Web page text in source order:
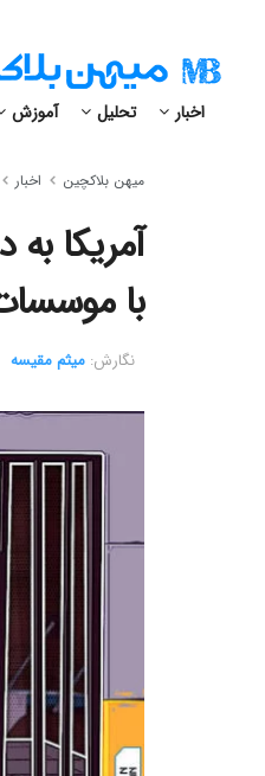
اخبار تحلیل آموزش
میهن بلاکچین اخبار
آمریکا
با
نگارش:‌ میثم مقیسه